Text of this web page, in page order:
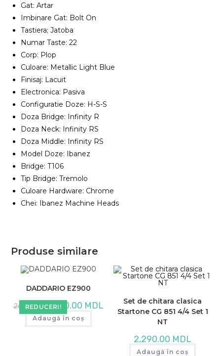
Gat: Artar
Imbinare Gat: Bolt On
Tastiera; Jatoba
Numar Taste: 22
Corp: Plop
Culoare: Metallic Light Blue
Finisaj: Lacuit
Electronica: Pasiva
Configuratie Doze: H-S-S
Doza Bridge: Infinity R
Doza Neck: Infinity RS
Doza Middle: Infinity RS
Model Doze: Ibanez
Bridge: T106
Tip Bridge: Tremolo
Culoare Hardware: Chrome
Chei: Ibanez Machine Heads
Produse similare
REDUCERI!
DADDARIO EZ900
260.00MDL Prețul
inițial
a
fost:
230.00 MDLcurent
Adaugă în coș
Set de chitara clasica
Startone CG 851 4/4 Set 1
NT
2,290.00 MDL
Adaugă în coș